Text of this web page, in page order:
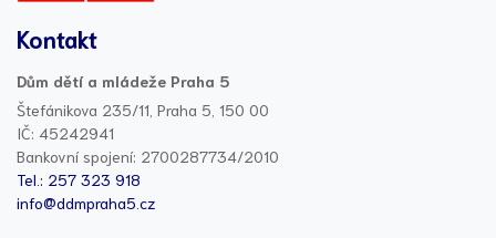
Kontakt
Dům dětí a mládeže Praha 5
Štefánikova 235/11, Praha 5, 150 00
IČ: 45242941
Bankovní spojení: 2700287734/2010
Tel.: 257 323 918
info@ddmpraha5.cz